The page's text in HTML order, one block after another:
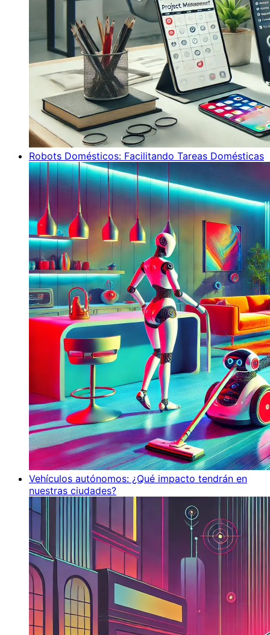
Robots Domésticos: Facilitando Tareas Domésticas
Vehículos autónomos: ¿Qué impacto tendrán en
nuestras ciudades?